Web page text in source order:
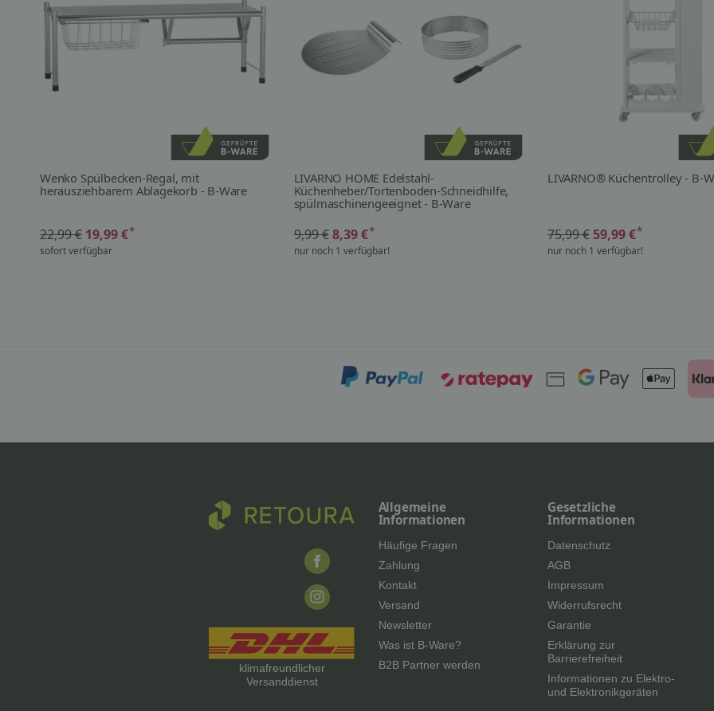
Wenko Spülbecken-Regal, mit
herausziehbarem Ablagekorb - B-Ware
22,99 € 19,99 €*
sofort verfügbar
LIVARNO HOME Edelstahl-
Küchenheber/Tortenboden-Schneidhilfe,
spülmaschinengeeignet - B-Ware
9,99 € 8,39 €*
nur noch 1 verfügbar!
LIVARNO® Küchentrolley - B-
75,99 € 59,99 €*
nur noch 1 verfügbar!
klimafreundlicher
Versanddienst
Allgemeine
Informationen
Häufige Fragen
Zahlung
Kontakt
Versand
Newsletter
Was ist B-Ware?
B2B Partner werden
Gesetzliche
Informationen
Datenschutz
AGB
Impressum
Widerrufsrecht
Garantie
Erklärung zur
Barrierefreiheit
Informationen zu Elektro-
und Elektronikgeräten